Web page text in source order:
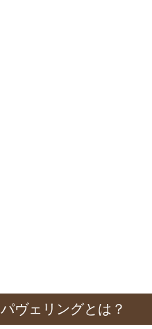
パヴェリングとは？